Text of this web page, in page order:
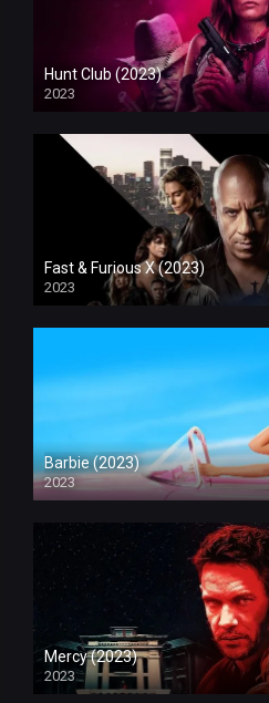
Hunt Club (2023)
2023
Fast & Furious X (2023)
2023
Barbie (2023)
2023
Mercy (2023)
2023